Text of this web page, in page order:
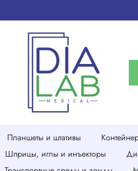
Планшеты и штативы
Шприцы, иглы и инъекторы